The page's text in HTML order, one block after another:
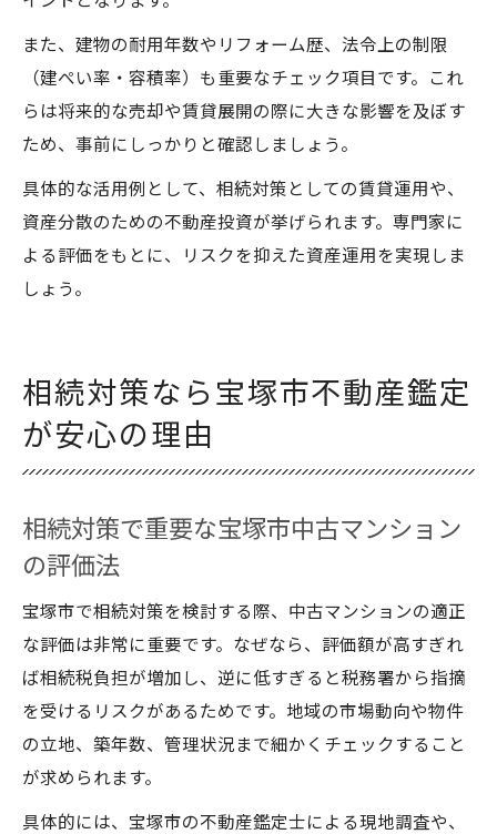
また、建物の耐用年数やリフォーム歴、法令上の制限
（建ぺい率・容積率）も重要なチェック項目です。これ
らは将来的な売却や賃貸展開の際に大きな影響を及ぼす
ため、事前にしっかりと確認しましょう。
具体的な活用例として、相続対策としての賃貸運用や、
資産分散のための不動産投資が挙げられます。専門家に
よる評価をもとに、リスクを抑えた資産運用を実現しま
しょう。
相続対策なら宝塚市不動産鑑定
が安心の理由
相続対策で重要な宝塚市中古マンション
の評価法
宝塚市で相続対策を検討する際、中古マンションの適正
な評価は非常に重要です。なぜなら、評価額が高すぎれ
ば相続税負担が増加し、逆に低すぎると税務署から指摘
を受けるリスクがあるためです。地域の市場動向や物件
の立地、築年数、管理状況まで細かくチェックすること
が求められます。
具体的には、宝塚市の不動産鑑定士による現地調査や、